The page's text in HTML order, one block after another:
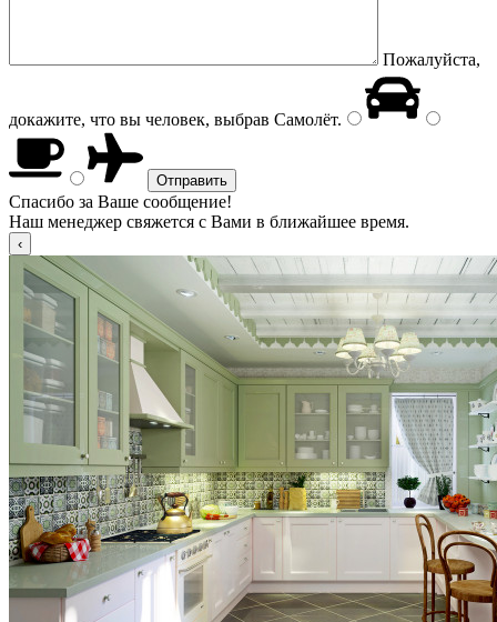
Пожалуйста,
докажите, что вы человек, выбрав Самолёт.
Спасибо за Ваше сообщение!
Наш менеджер свяжется с Вами в ближайшее время.